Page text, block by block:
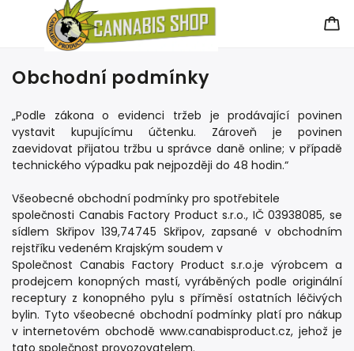
Obchodní podmínky
„Podle zákona o evidenci tržeb je prodávající povinen
vystavit kupujícímu účtenku. Zároveň je povinen
zaevidovat přijatou tržbu u správce daně online; v případě
technického výpadku pak nejpozději do 48 hodin.“
Všeobecné obchodní podmínky pro spotřebitele
společnosti Canabis Factory Product s.r.o., IČ 03938085, se
sídlem Skřipov 139,74745 Skřipov, zapsané v obchodním
rejstříku vedeném Krajským soudem v
Společnost Canabis Factory Product s.r.o.je výrobcem a
prodejcem konopných mastí, vyráběných podle originální
receptury z konopného pylu s příměsí ostatních léčivých
bylin. Tyto všeobecné obchodní podmínky platí pro nákup
v internetovém obchodě www.canabisproduct.cz, jehož je
tato společnost provozovatelem.